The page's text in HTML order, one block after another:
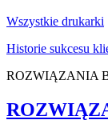
Wszystkie drukarki
Historie sukcesu
ROZWIĄZANIA